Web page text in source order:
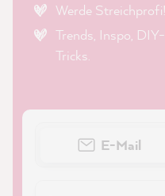
Werde
Trends, Inspo,
Tricks.
E-Mail